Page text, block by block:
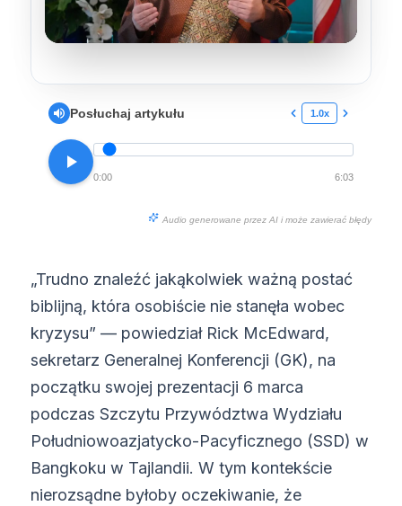
Posłuchaj artykułu 1.0x
0:00 6:03
Audio generowane przez AI i może zawierać błędy
„Trudno znaleźć jakąkolwiek ważną postać
biblijną, która osobiście nie stanęła wobec
kryzysu” — powiedział Rick McEdward,
sekretarz Generalnej Konferencji (GK), na
początku swojej prezentacji 6 marca
podczas Szczytu Przywództwa Wydziału
Południowoazjatycko-Pacyficznego (SSD) w
Bangkoku w Tajlandii. W tym kontekście
nierozsądne byłoby oczekiwanie, że